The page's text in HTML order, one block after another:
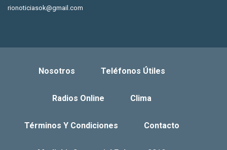
rionoticiasok@gmail.com
Nosotros Teléfonos Útiles
Radios Online Clima
Términos Y Condiciones Contacto